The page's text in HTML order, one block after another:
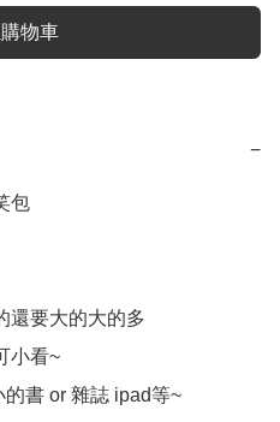
物車
−
包
還要大的大的多
小看~
書 or 雜誌 ipad等~